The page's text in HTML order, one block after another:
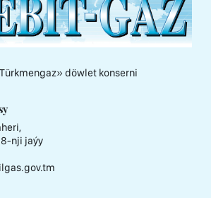
döwlet konserni
nji jaýy